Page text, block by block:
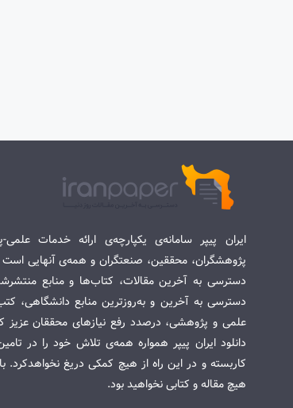
ایران پیپر سامانه‌ی یکپارچه‌ی ارائه خدمات
پژوهشگران، محققین، صنعتگران و همه‌ی آنهایی
دسترسی به آخرین مقالات، کتاب‌ها و منابع
دسترسی به آخرین و به‌روزترین منابع دانشگاهی،
علمی و پژوهشی، درصدد رفع نیازهای محققان عزیز
دانلود ایران پیپر همواره همه‌ی تلاش خود را در
کاربسته و در این راه از هیچ کمکی دریغ نخواهدکرد.
هیچ مقاله و کتابی نخواهید بود.